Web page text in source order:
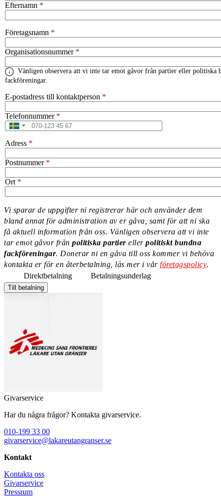
Efternamn
Företagsnamn
Organisationsnummer
Vänligen observera att vi inte tar emot gåvor från partier eller politiska
fackföreningar.
E-postadress till kontaktperson
Telefonnummer
Adress
Postnummer
Ort
Information
message
Vi sparar de uppgifter ni registrerar här och använder dem
bland annat för administration av er gåva, samt för att ni ska
få aktuell information från oss. Vänligen observera att vi inte
tar emot gåvor från politiska partiereller politiskt bundna
fackföreningar. Donerar ni en gåva till oss kommer vi behöva
kontakta er för en återbetalning, läs mer i vår företagspolicy.
Direktbetalning
Betalningsunderlag
Givarservice
Har du några frågor? Kontakta givarservice.
010-199 33 00
givarservice@lakareutangranser.se
Kontakt
Kontakta oss
Givarservice
Pressrum